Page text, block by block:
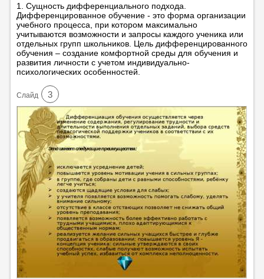
1. Сущность дифференциального подхода.
Дифференцированное обучение - это форма организации
учебного процесса, при котором максимально
учитываются возможности и запросы каждого ученика или
отдельных групп школьников. Цель дифференцированного
обучения – создание комфортной среды для обучения и
развития личности с учетом индивидуально-
психологических особенностей.
Cлайд 3